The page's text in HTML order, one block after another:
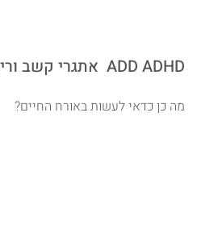
אתגרי קשב וריכוז ADD ADHD
מה כן כדאי לעשות באורח החיים?